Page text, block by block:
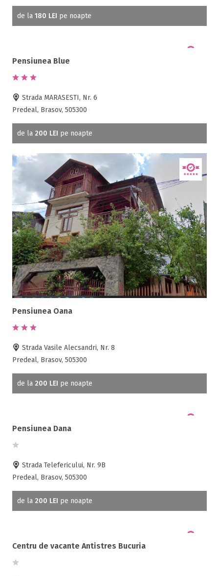
de la 180 LEI pe noapte
Pensiunea Blue
Strada MARASESTI, Nr. 6
Predeal, Brasov, 505300
de la 200 LEI pe noapte
Pensiunea Oana
Strada Vasile Alecsandri, Nr. 8
Predeal, Brasov, 505300
de la 200 LEI pe noapte
Pensiunea Dana
Strada Telefericului, Nr. 9B
Predeal, Brasov, 505300
de la 200 LEI pe noapte
Centru de vacante Antistres Bucuria